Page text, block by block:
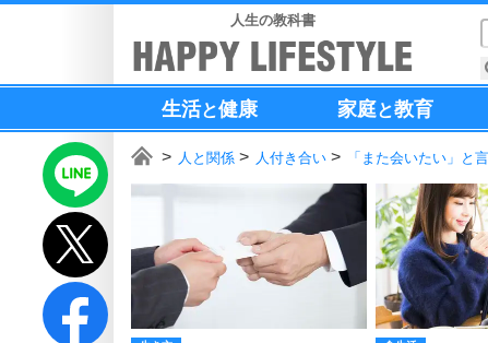
人生の教科書
生活と健康 家庭と教育
人と関係 人付き合い 「また会いたい」と